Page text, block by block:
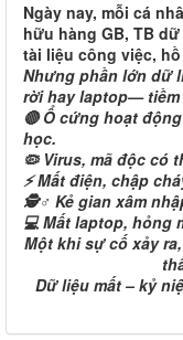
Ngày nay, mỗi cá
hữu hàng GB, TB
tài liệu công việc,
Nhưng phần lớn dữ
rời hay laptop—
🔴 Ổ cứng hoạt
học.
🦠 Virus, mã độc có
⚡ Mất điện, chập
🕵️♂️ Kẻ gian xâm
💻 Mất laptop, hỏng
Một khi sự cố xảy
Dữ liệu mất – kỷ